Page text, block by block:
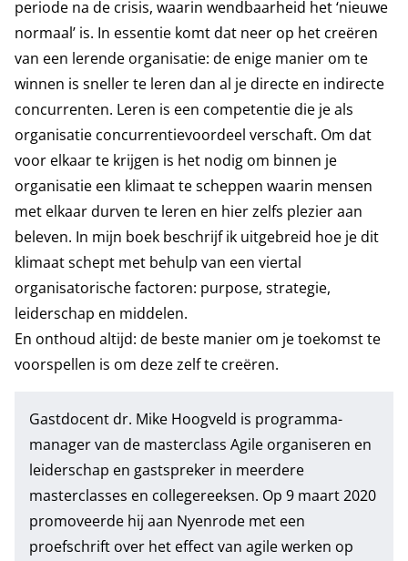
periode na de crisis, waarin wendbaarheid het ‘nieuwe
normaal’ is. In essentie komt dat neer op het creëren
van een lerende organisatie: de enige manier om te
winnen is sneller te leren dan al je directe en indirecte
concurrenten. Leren is een competentie die je als
organisatie concurrentievoordeel verschaft. Om dat
voor elkaar te krijgen is het nodig om binnen je
organisatie een klimaat te scheppen waarin mensen
met elkaar durven te leren en hier zelfs plezier aan
beleven. In mijn boek beschrijf ik uitgebreid hoe je dit
klimaat schept met behulp van een viertal
organisatorische factoren: purpose, strategie,
leiderschap en middelen.
En onthoud altijd: de beste manier om je toekomst te
voorspellen is om deze zelf te creëren.
Gastdocent dr. Mike Hoogveld is programma-
manager van de masterclass Agile organiseren en
leiderschap en gastspreker in meerdere
masterclasses en collegereeksen. Op 9 maart 2020
promoveerde hij aan Nyenrode met een
proefschrift over het effect van agile werken op